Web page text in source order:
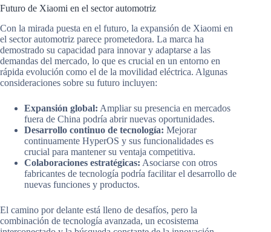
Futuro de Xiaomi en el sector automotriz
Con la mirada puesta en el futuro, la expansión de Xiaomi en
el sector automotriz parece prometedora. La marca ha
demostrado su capacidad para innovar y adaptarse a las
demandas del mercado, lo que es crucial en un entorno en
rápida evolución como el de la movilidad eléctrica. Algunas
consideraciones sobre su futuro incluyen:
Expansión global: Ampliar su presencia en mercados
fuera de China podría abrir nuevas oportunidades.
Desarrollo continuo de tecnología: Mejorar
continuamente HyperOS y sus funcionalidades es
crucial para mantener su ventaja competitiva.
Colaboraciones estratégicas: Asociarse con otros
fabricantes de tecnología podría facilitar el desarrollo de
nuevas funciones y productos.
El camino por delante está lleno de desafíos, pero la
combinación de tecnología avanzada, un ecosistema